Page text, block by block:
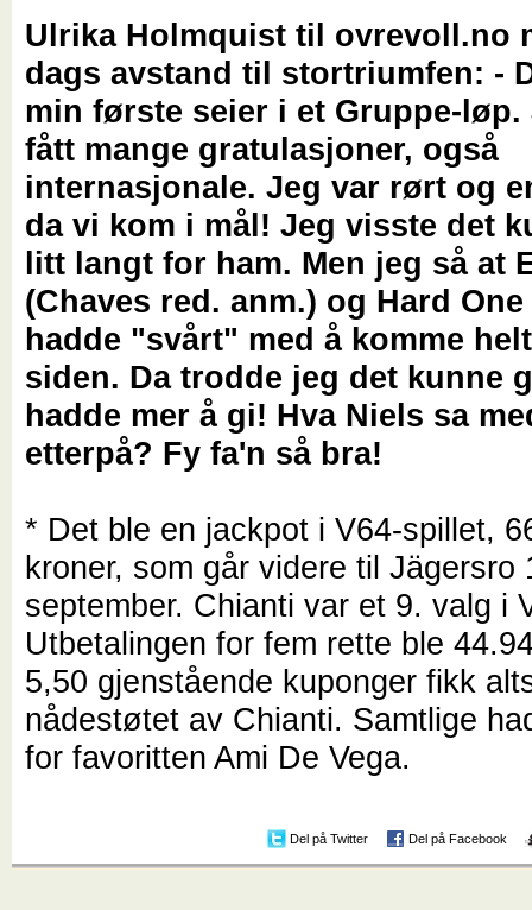
Ulrika Holmquist til ovrevoll.no
dags avstand til stortriumfen: -
min første seier i et Gruppe-løp.
fått mange gratulasjoner, også
internasjonale. Jeg var rørt og
da vi kom i mål! Jeg visste det
litt langt for ham. Men jeg så at
(Chaves red. anm.) og Hard One
hadde "svårt" med å komme
siden. Da trodde jeg det kunne
hadde mer å gi! Hva Niels sa
etterpå? Fy fa'n så bra!
* Det ble en jackpot i V64-spillet,
kroner, som går videre til Jägersro
september. Chianti var et 9. valg i
Utbetalingen for fem rette ble
5,50 gjenstående kuponger fikk
nådestøtet av Chianti. Samtlige
for favoritten Ami De Vega.
Del på Twitter Del på Facebook